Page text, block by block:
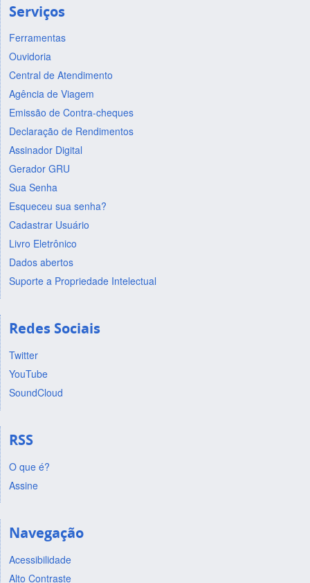
Serviços
Ferramentas
Ouvidoria
Central de Atendimento
Agência de Viagem
Emissão de Contra-cheques
Declaração de Rendimentos
Assinador Digital
Gerador GRU
Sua Senha
Esqueceu sua senha?
Cadastrar Usuário
Livro Eletrônico
Dados abertos
Suporte a Propriedade Intelectual
Redes Sociais
Twitter
YouTube
SoundCloud
RSS
O que é?
Assine
Navegação
Acessibilidade
Alto Contraste